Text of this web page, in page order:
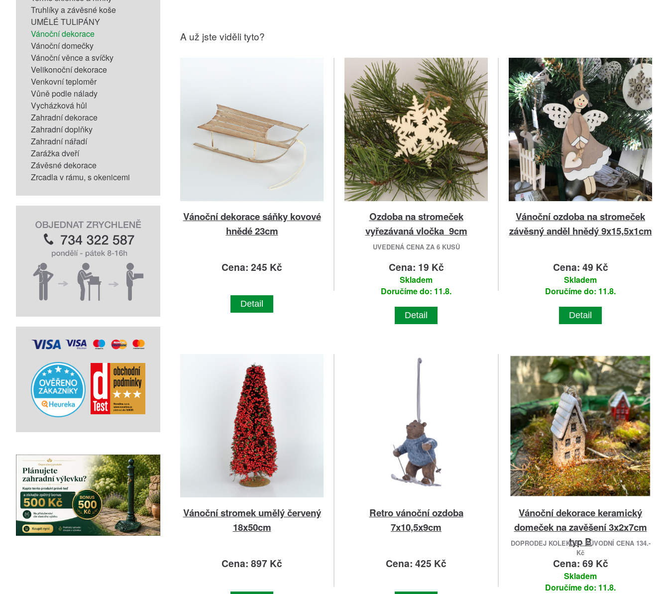
Truhlíky a závěsné koše
UMĚLÉ TULIPÁNY
Vánoční dekorace
Vánoční domečky
Vánoční věnce a svíčky
Velikonoční dekorace
Venkovní teploměr
Vůně podle nálady
Vycházková hůl
Zahradní dekorace
Zahradní doplňky
Zahradní nářadí
Zarážka dveří
Závěsné dekorace
Zrcadla v rámu, s okenicemi
A už jste viděli tyto?
Vánoční dekorace sáňky kovové
hnědé 23cm
Cena: 245 Kč
Detail
Ozdoba na stromeček
vyřezávaná vločka 9cm
UVEDENÁ CENA ZA 6 KUSŮ
Cena: 19 Kč
Skladem
Doručíme do: 11.8.
Detail
Vánoční ozdoba na stromeček
závěsný anděl hnědý 9x15,5x1cm
Cena: 49 Kč
Skladem
Doručíme do: 11.8.
Detail
Vánoční stromek umělý červený
18x50cm
Cena: 897 Kč
Retro vánoční ozdoba
7x10,5x9cm
Cena: 425 Kč
Vánoční dekorace keramický
domeček na zavěšení 3x2x7cm
typ B
DOPRODEJ KOLEKCE - PŮVODNÍ CENA 134.-
Kč
Cena: 69 Kč
Skladem
Doručíme do: 11.8.